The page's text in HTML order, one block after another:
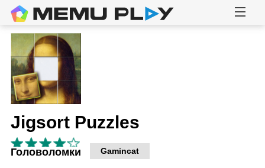
Jigsort Puzzles
Головоломки Gamincat